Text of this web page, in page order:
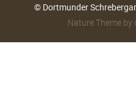
© Dortmunder
Nature Theme by